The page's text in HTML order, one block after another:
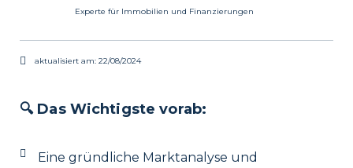
Experte für Immobilien und Finanzierungen
aktualisiert am: 22/08/2024
🔍 Das Wichtigste vorab:
Eine gründliche Marktanalyse und